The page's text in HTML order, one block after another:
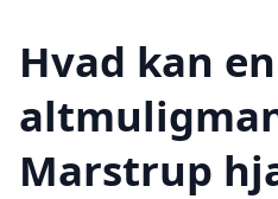
Hvad kan en
Marstrup